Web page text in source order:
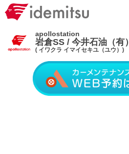
apollostation
岩倉SS / 今井石油（有）
( イワクラ イマイセキユ（ユウ）)